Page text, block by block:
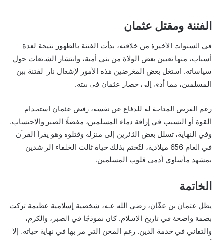
الفتنة ومقتل عثمان
في السنوات الأخيرة من خلافته، بدأت الفتنة بالظهور نتيجة لعدة
أسباب، منها تعيين بعض الولاة من بني أمية، وانتشار الشائعات حول
سياساته. استغل بعض المغرضين هذه الأمور لإشعال نار الفتنة بين
المسلمين، مما أدى إلى حصار عثمان في بيته.
رغم الفرص المتاحة له للدفاع عن نفسه، رفض عثمان استخدام
القوة أو التسبب في إراقة دماء المسلمين، مفضلًا الصبر والاحتساب.
وفي النهاية، تسلل بعض الثائرين إلى منزله وقتلوه وهو يقرأ القرآن
في العام 656 ميلادية، لتُختم بذلك حياة ثالث الخلفاء الراشدين
بمشهد مأساوي أدمى قلوب المسلمين.
الخاتمة
يظل عثمان بن عفّان، رضي الله عنه، شخصية إسلامية عظيمة تركت
بصمة واضحة في تاريخ الإسلام. كان نموذجًا في الصبر، والكرم،
والتفاني في خدمة الدين. رغم المحن التي مر بها في نهاية حياته، إلا